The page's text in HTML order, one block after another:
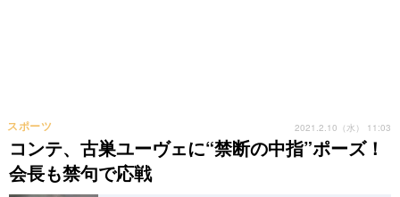
コンテ、古巣ユーヴェに“禁断の中指”ポーズ！
会長も禁句で応戦
スポーツ 2021.2.10（水） 11:03